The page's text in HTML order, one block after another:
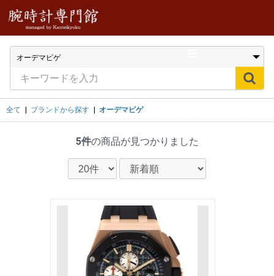
全て ブランドから探す オーデマピゲ
5件の商品が見つかりました